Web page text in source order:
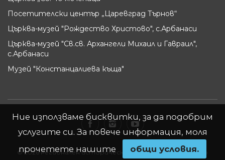
Посетителски център „Царевград Търнов“
Църква-музей "Рождество Христово", с.Арбанаси
Църква-музей "Св.св. Архангели Михаил и Гавраил",
с.Арбанаси
Музей "Констанцалиева къща"
© 2026 Регионален исторически музей - Велико Търново
Ние използваме бисквитки, за да подобрим
услугите си. За повече информация, моля
прочетете нашите
oбщи условия.